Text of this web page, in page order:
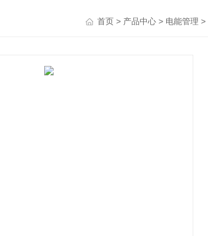
首页 > 产品中心 > 电能管理 >